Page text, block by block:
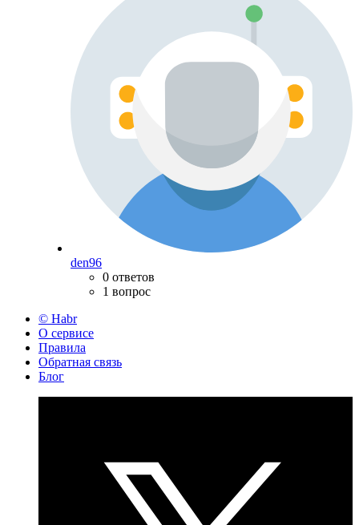
den96
0 ответов
1 вопрос
© Habr
О сервисе
Правила
Обратная связь
Блог